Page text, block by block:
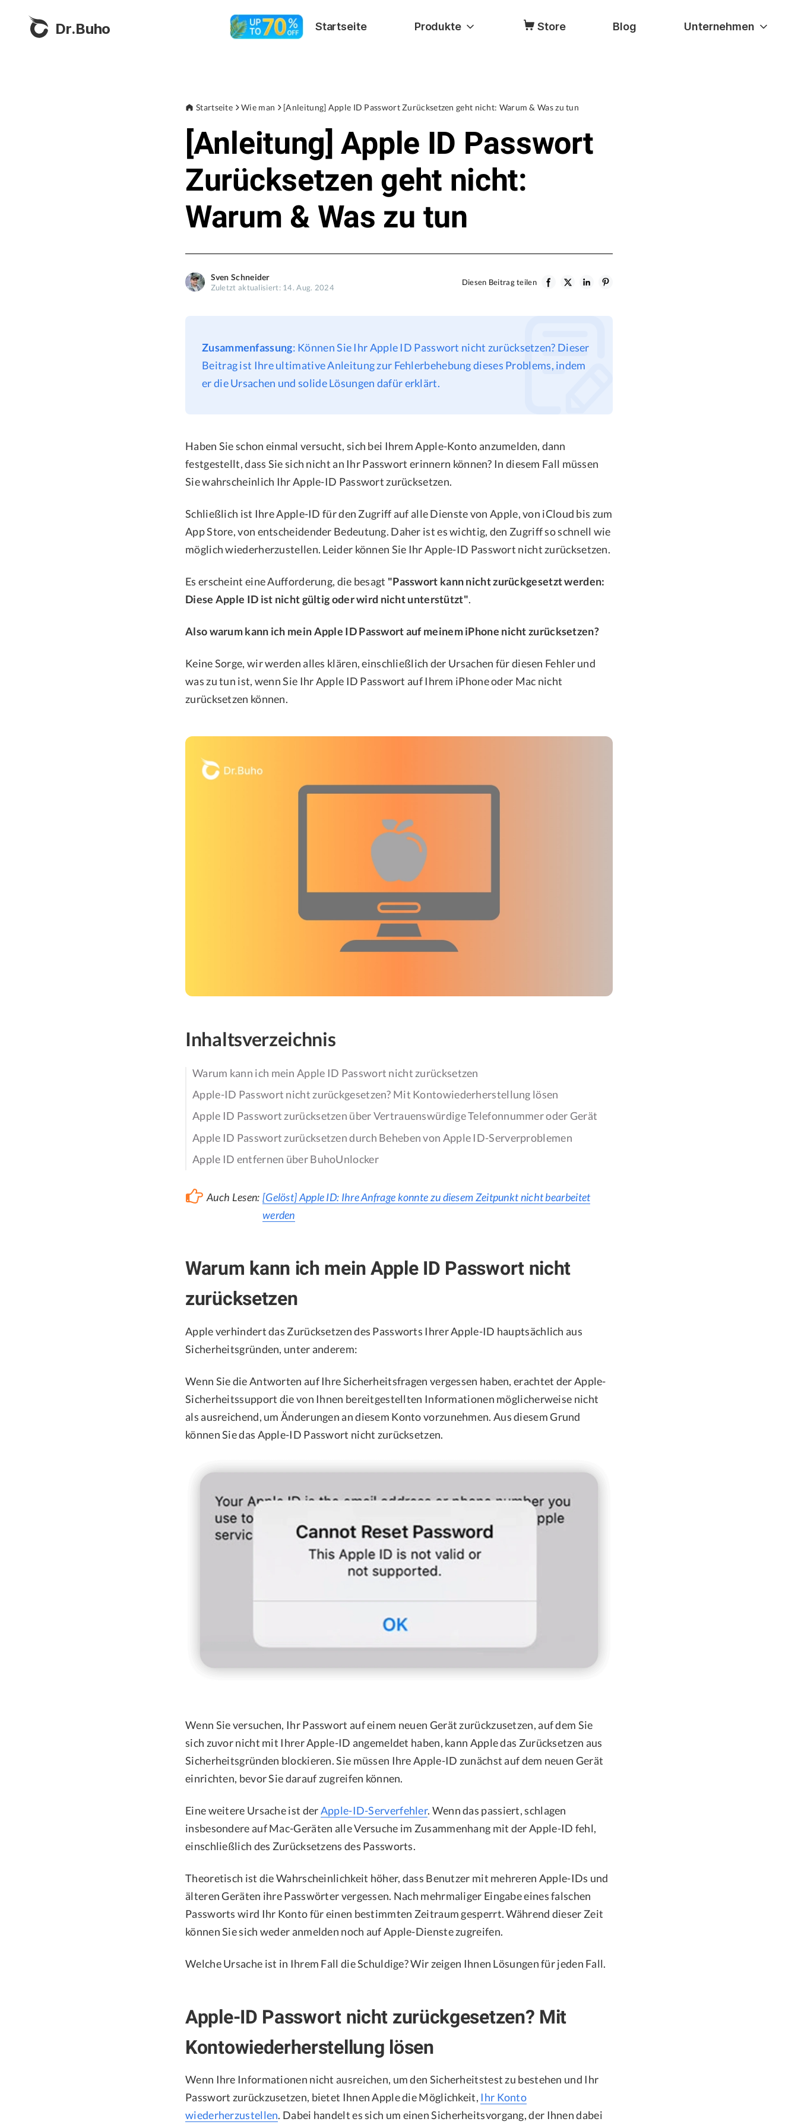
Dr.Buho Startseite Produkte Store Blog Unternehmen
Startseite Wie man [Anleitung] Apple ID Passwort Zurücksetzen geht nicht: Warum & Was zu tun
[Anleitung] Apple ID Passwort
Zurücksetzen geht nicht:
Warum & Was zu tun
Sven Schneider
Zuletzt aktualisiert: 14. Aug. 2024
Diesen Beitrag teilen
Zusammenfassung: Können Sie Ihr Apple ID Passwort nicht zurücksetzen? Dieser
Beitrag ist Ihre ultimative Anleitung zur Fehlerbehebung dieses Problems, indem
er die Ursachen und solide Lösungen dafür erklärt.
Haben Sie schon einmal versucht, sich bei Ihrem Apple-Konto anzumelden, dann
festgestellt, dass Sie sich nicht an Ihr Passwort erinnern können? In diesem Fall müssen
Sie wahrscheinlich Ihr Apple-ID Passwort zurücksetzen.
Schließlich ist Ihre Apple-ID für den Zugriff auf alle Dienste von Apple, von iCloud bis zum
App Store, von entscheidender Bedeutung. Daher ist es wichtig, den Zugriff so schnell wie
möglich wiederherzustellen. Leider können Sie Ihr Apple-ID Passwort nicht zurücksetzen.
Es erscheint eine Aufforderung, die besagt "Passwort kann nicht zurückgesetzt werden:
Diese Apple ID ist nicht gültig oder wird nicht unterstützt".
Also warum kann ich mein Apple ID Passwort auf meinem iPhone nicht zurücksetzen?
Keine Sorge, wir werden alles klären, einschließlich der Ursachen für diesen Fehler und
was zu tun ist, wenn Sie Ihr Apple ID Passwort auf Ihrem iPhone oder Mac nicht
zurücksetzen können.
Inhaltsverzeichnis
Warum kann ich mein Apple ID Passwort nicht zurücksetzen
Apple-ID Passwort nicht zurückgesetzen? Mit Kontowiederherstellung lösen
Apple ID Passwort zurücksetzen über Vertrauenswürdige Telefonnummer oder Gerät
Apple ID Passwort zurücksetzen durch Beheben von Apple ID-Serverproblemen
Apple ID entfernen über BuhoUnlocker
Auch Lesen: [Gelöst] Apple ID: Ihre Anfrage konnte zu diesem Zeitpunkt nicht bearbeitet
werden
Warum kann ich mein Apple ID Passwort nicht
zurücksetzen
Apple verhindert das Zurücksetzen des Passworts Ihrer Apple-ID hauptsächlich aus
Sicherheitsgründen, unter anderem:
Wenn Sie die Antworten auf Ihre Sicherheitsfragen vergessen haben, erachtet der Apple-
Sicherheitssupport die von Ihnen bereitgestellten Informationen möglicherweise nicht
als ausreichend, um Änderungen an diesem Konto vorzunehmen. Aus diesem Grund
können Sie das Apple-ID Passwort nicht zurücksetzen.
Wenn Sie versuchen, Ihr Passwort auf einem neuen Gerät zurückzusetzen, auf dem Sie
sich zuvor nicht mit Ihrer Apple-ID angemeldet haben, kann Apple das Zurücksetzen aus
Sicherheitsgründen blockieren. Sie müssen Ihre Apple-ID zunächst auf dem neuen Gerät
einrichten, bevor Sie darauf zugreifen können.
Eine weitere Ursache ist derApple-ID-Serverfehler. Wenn das passiert, schlagen
insbesondere auf Mac-Geräten alle Versuche im Zusammenhang mit der Apple-ID fehl,
einschließlich des Zurücksetzens des Passworts.
Theoretisch ist die Wahrscheinlichkeit höher, dass Benutzer mit mehreren Apple-IDs und
älteren Geräten ihre Passwörter vergessen. Nach mehrmaliger Eingabe eines falschen
Passworts wird Ihr Konto für einen bestimmten Zeitraum gesperrt. Während dieser Zeit
können Sie sich weder anmelden noch auf Apple-Dienste zugreifen.
Welche Ursache ist in Ihrem Fall die Schuldige? Wir zeigen Ihnen Lösungen für jeden Fall.
Apple-ID Passwort nicht zurückgesetzen? Mit
Kontowiederherstellung lösen
Wenn Ihre Informationen nicht ausreichen, um den Sicherheitstest zu bestehen und Ihr
Passwort zurückzusetzen, bietet Ihnen Apple die Möglichkeit, Ihr Konto
wiederherzustellen. Dabei handelt es sich um einen Sicherheitsvorgang, der Ihnen dabei